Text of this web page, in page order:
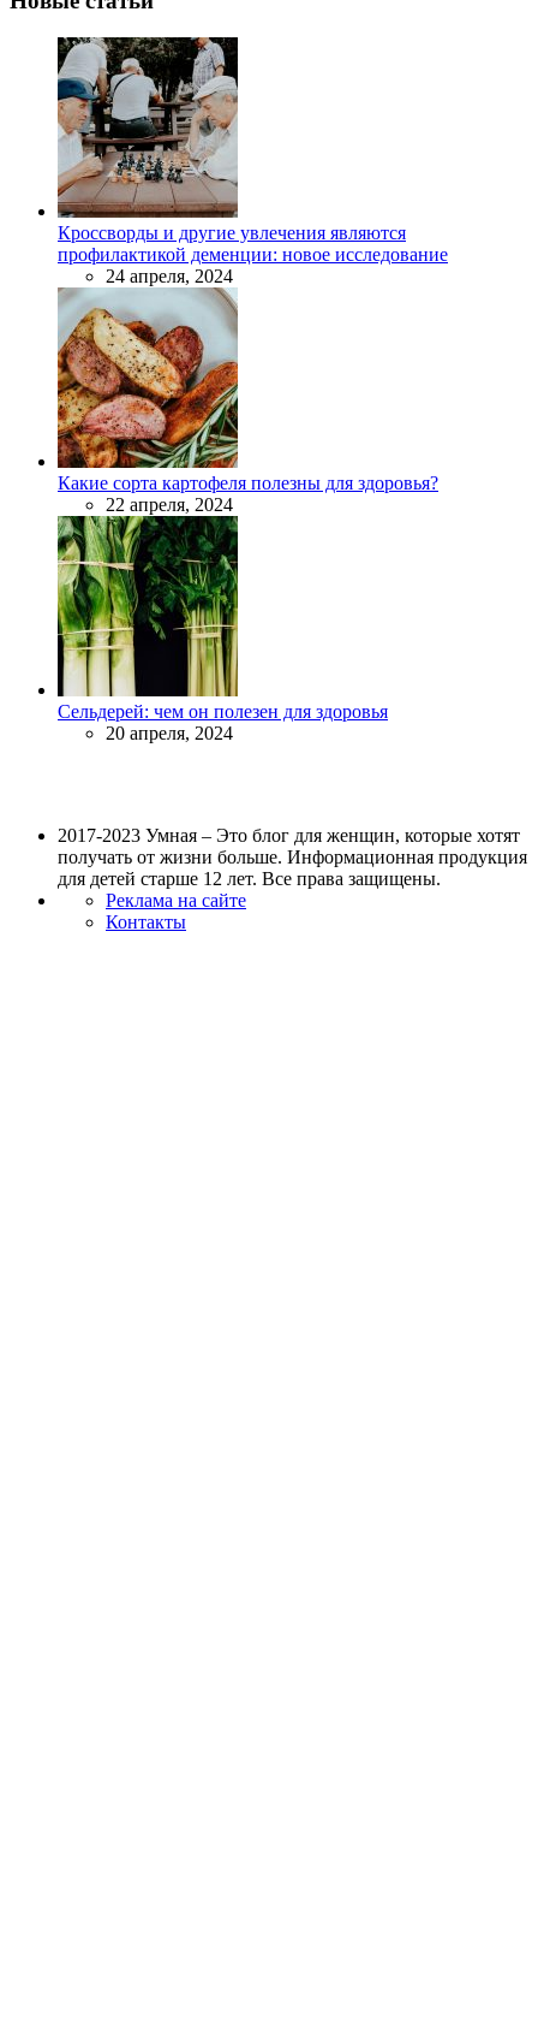
Кроссворды и другие увлечения являются
профилактикой деменции: новое исследование
24 апреля, 2024
Какие сорта картофеля полезны для здоровья?
22 апреля, 2024
Сельдерей: чем он полезен для здоровья
20 апреля, 2024
2017-2023 Умная – Это блог для женщин, которые хотят
получать от жизни больше. Информационная продукция
для детей старше 12 лет. Все права защищены.
Реклама на сайте
Контакты